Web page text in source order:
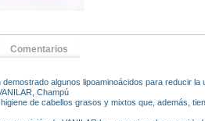
Comentarios
demostrado algunos lipoaminoácidos para reducir
Champú
de cabellos grasos y mixtos que, además,